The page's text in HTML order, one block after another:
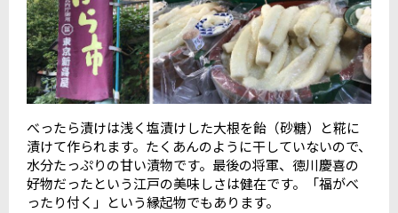
べったら漬けは浅く塩漬けした大根を飴（砂糖）と糀に
漬けて作られます。たくあんのように干していないので、
水分たっぷりの甘い漬物です。最後の将軍、徳川慶喜の
好物だったという江戸の美味しさは健在です。「福がべ
ったり付く」という縁起物でもあります。